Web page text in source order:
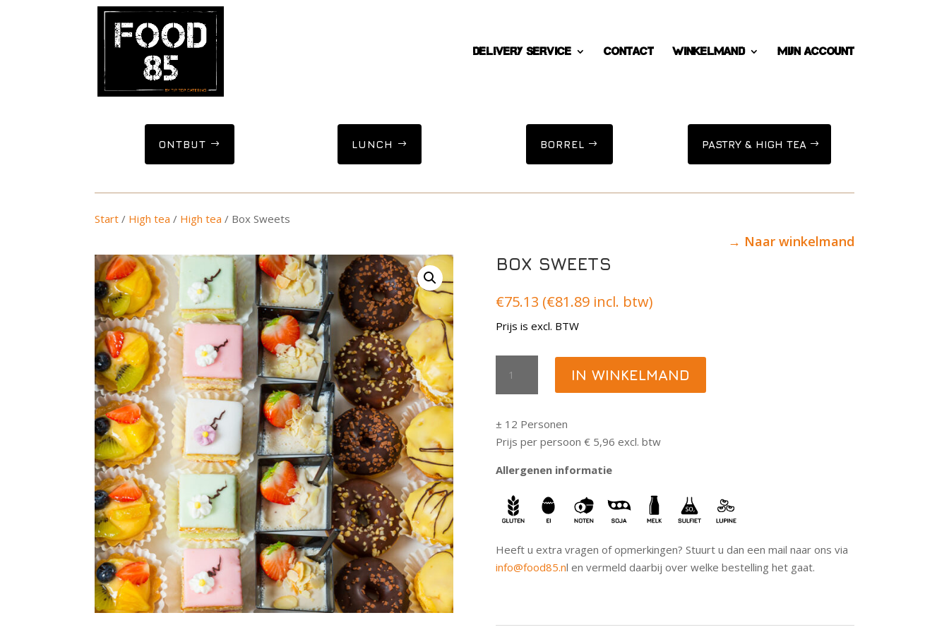
DELIVERY SERVICE Contact Winkelmand Mijn account
ONTBIJT LUNCH BORREL PASTRY & HIGH TEA
Start / High tea / High tea / Box Sweets
→ Naar winkelmand
BOX SWEETS
€75.13 (€81.89incl. btw)
Prijs is excl. BTW
Sweets
aantal
IN WINKELMAND
± 12 Personen
Prijs per persoon € 5,96 excl. btw
Allergenen informatie
Heeft u extra vragen of opmerkingen? Stuurt u dan een mail naar ons via
info@food85.nl en vermeld daarbij over welke bestelling het gaat.